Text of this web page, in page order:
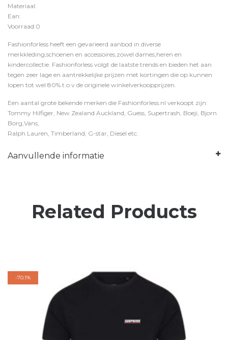
Materiaal:
Ean:
Voorraad:0
Fashionforless heeft een gevarieerd aanbod in diverse
merkkleding,schoenen en accessoires,zowel dames,heren en
kindercollectie. Fashionforless volgt de laatste trends en bieden het aan
tegen zeer lage en aantrekkelijke prijzen met kortingen die op kunnen
lopen tot wel 80% t.o.v de originele winkelverkoopprijzen.
Een aantal grote bekende merken die Fashionforless.nl verkoopt zijn:
Tommy Hilfiger, New Zealand Auckland, Guess, Supertrash, Boeji, Bjorn
Borg,Vans,
Ralph Lauren, Timberland, G-star, Diesel etc.
Aanvullende informatie
Related Products
-70.1%